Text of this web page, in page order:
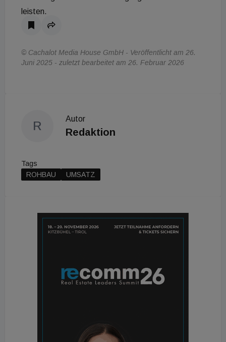
leisten.
© Cachalot Media House GmbH - Veröffentlicht am 26.
Juni 2025 - zuletzt bearbeitet am 26. Februar 2026
R
Autor
Redaktion
Tags
ROHBAU
UMSATZ